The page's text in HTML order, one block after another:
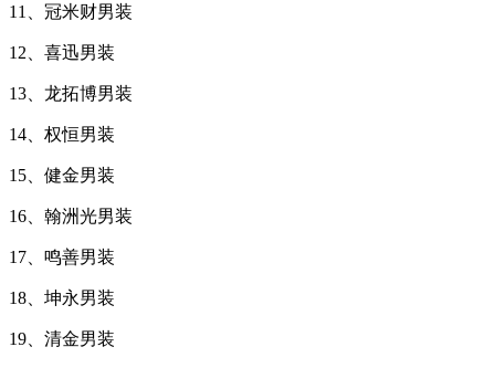
11、冠米财男装
12、喜迅男装
13、龙拓博男装
14、权恒男装
15、健金男装
16、翰洲光男装
17、鸣善男装
18、坤永男装
19、清金男装